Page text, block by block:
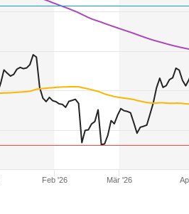
Feb '26 Mär '26